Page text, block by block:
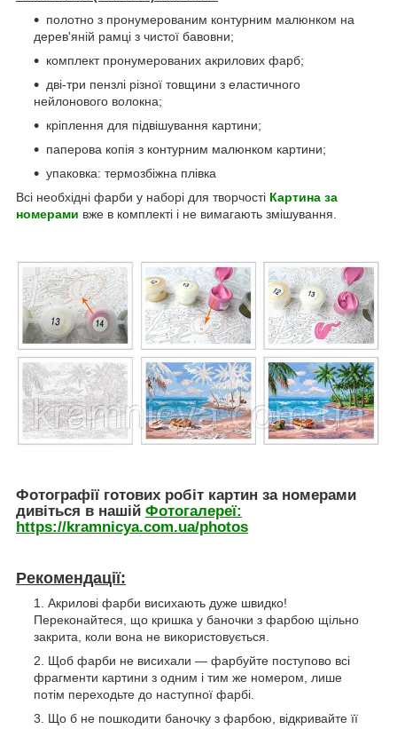
полотно з пронумерованим контурним малюнком на
дерев'яній рамці з чистої бавовни;
комплект пронумерованих акрилових фарб;
дві-три пензлі різної товщини з еластичного
нейлонового волокна;
кріплення для підвішування картини;
паперова копія з контурним малюнком картини;
упаковка: термозбіжна плівка
Всі необхідні фарби у наборі для творчості Картина за
номерами вже в комплекті і не вимагають змішування.
Фотографії готових робіт картин за номерами
дивіться в нашій Фотогалереї:
https://kramnicya.com.ua/photos
Рекомендації:
Акрилові фарби висихають дуже швидко!
Переконайтеся, що кришка у баночки з фарбою щільно
закрита, коли вона не використовується.
Щоб фарби не висихали — фарбуйте поступово всі
фрагменти картини з одним і тим же номером, лише
потім переходьте до наступної фарбі.
Що б не пошкодити баночку з фарбою, відкривайте її